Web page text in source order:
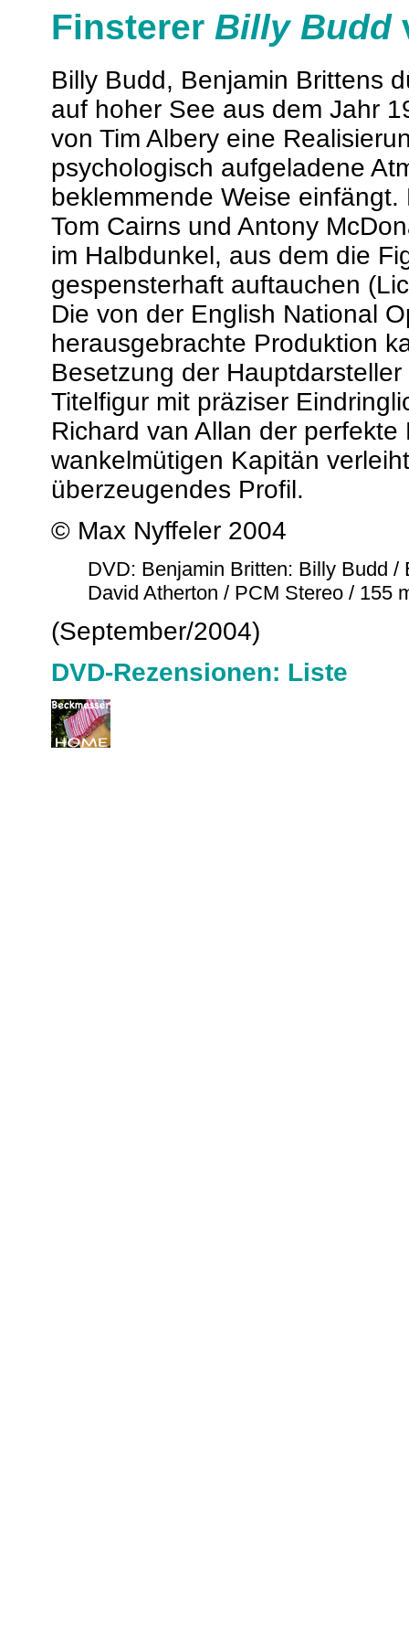
Finsterer Billy Budd
Billy Budd, Benjamin Brittens
auf hoher See aus dem Jahr
von Tim Albery eine
psychologisch aufgeladene
beklemmende Weise
Tom Cairns und Antony
im Halbdunkel, aus dem die
gespensterhaft auftauchen
Die von der English National
herausgebrachte Produktion
Besetzung der
Titelfigur mit präziser
Richard van Allan der
wankelmütigen Kapitän
überzeugendes Profil.
© Max Nyffeler 2004
DVD: Benjamin Britten: Billy Budd /
David Atherton / PCM Stereo / 155
(September/2004)
DVD-Rezensionen: Liste